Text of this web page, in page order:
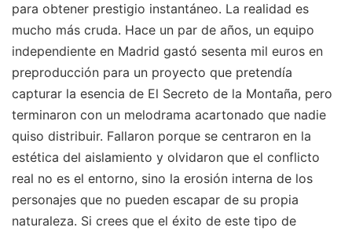
para obtener prestigio instantáneo. La realidad es
mucho más cruda. Hace un par de años, un equipo
independiente en Madrid gastó sesenta mil euros en
preproducción para un proyecto que pretendía
capturar la esencia de El Secreto de la Montaña, pero
terminaron con un melodrama acartonado que nadie
quiso distribuir. Fallaron porque se centraron en la
estética del aislamiento y olvidaron que el conflicto
real no es el entorno, sino la erosión interna de los
personajes que no pueden escapar de su propia
naturaleza. Si crees que el éxito de este tipo de